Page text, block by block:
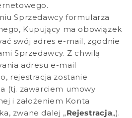
Sprzedawcy formularza
Kupujący ma obowiązek
swój adres e-mail, zgodnie
Sprzedawcy. Z chwilą
adresu e-mail
rejestracja zostanie
(tj. zawarciem umowy
i założeniem Konta
zwane dalej „Rejestracja„).